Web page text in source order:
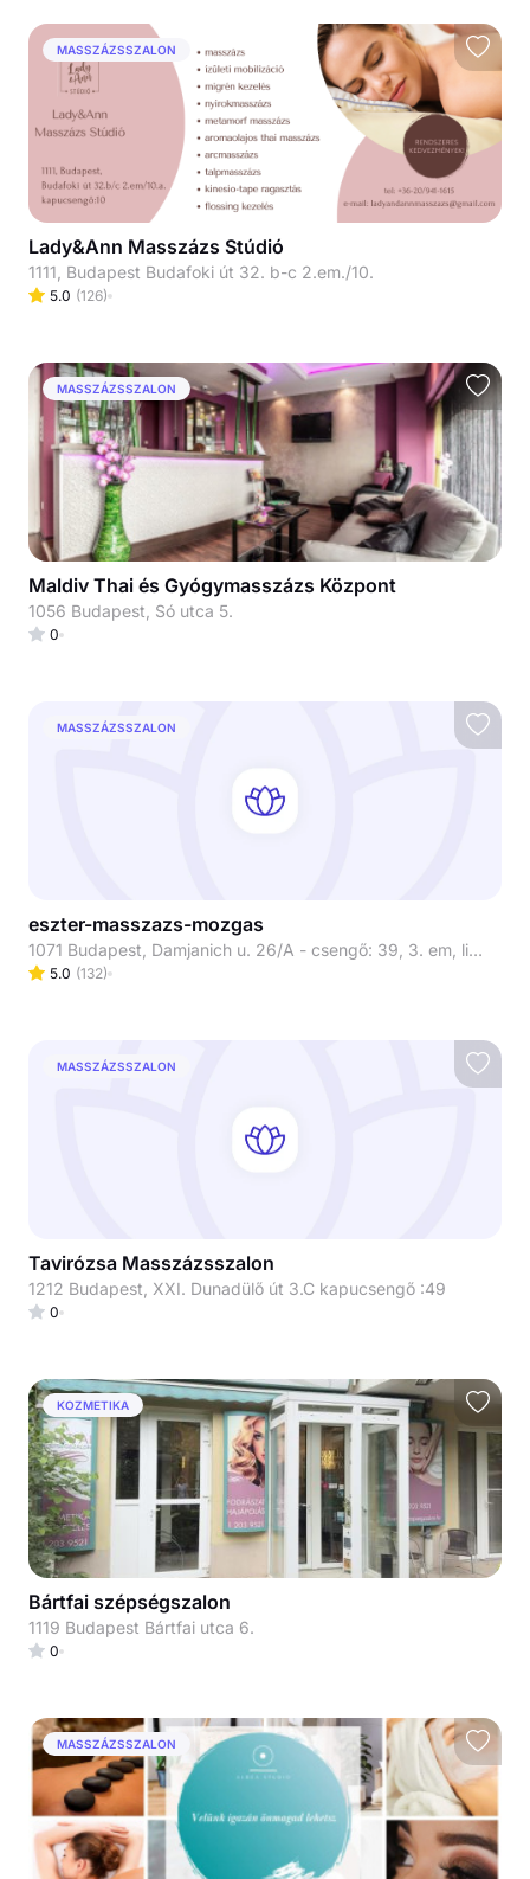
MASSZÁZSSZALON
Lady&Ann Masszázs Stúdió
1111, Budapest Budafoki út 32. b-c 2.em./10.
5.0 (126)
MASSZÁZSSZALON
Maldiv Thai és Gyógymasszázs Központ
1056 Budapest, Só utca 5.
0
MASSZÁZSSZALON
eszter-masszazs-mozgas
1071 Budapest, Damjanich u. 26/A - csengő: 39, 3. em, liftből kilépve jobbra a 3. ajtó
5.0 (132)
MASSZÁZSSZALON
Tavirózsa Masszázsszalon
1212 Budapest, XXI. Dunadülő út 3.C kapucsengő :49
0
KOZMETIKA
Bártfai szépségszalon
1119 Budapest Bártfai utca 6.
0
MASSZÁZSSZALON